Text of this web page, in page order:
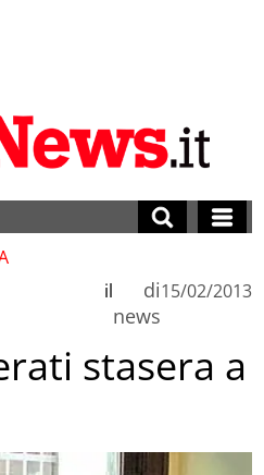
di
news
il 15/02/2013
stasera a